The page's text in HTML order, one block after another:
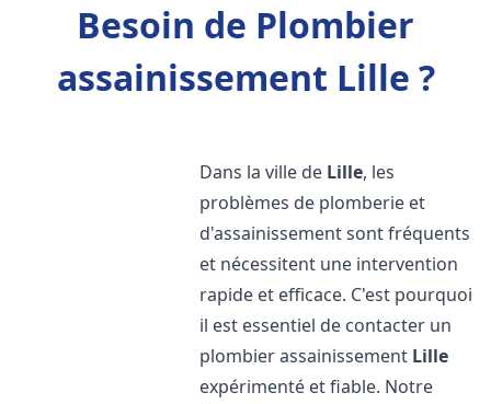
Besoin de Plombier
assainissement Lille ?
Dans la ville de Lille, les
problèmes de plomberie et
d'assainissement sont fréquents
et nécessitent une intervention
rapide et efficace. C'est pourquoi
il est essentiel de contacter un
plombier assainissement Lille
expérimenté et fiable. Notre